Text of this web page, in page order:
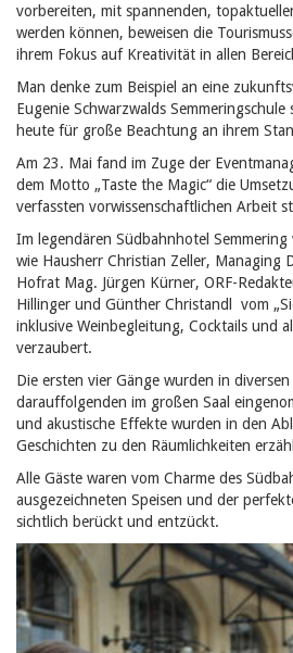
vorbereiten, mit spannenden,
werden können, beweisen die
ihrem Fokus auf Kreativität in allen
Man denke zum Beispiel an eine
Eugenie Schwarzwalds
heute für große Beachtung an ihrem
Am 23. Mai fand im Zuge der
dem Motto „Taste the Magic“ die
verfassten vorwissenschaftlichen Arbeit
Im legendären Südbahnhotel
wie Hausherr Christian Zeller, Managing
Hofrat Mag. Jürgen Kürner, ORF-
Hillinger und Günther Christandl vom
inklusive Weinbegleitung, Cocktails und
verzaubert.
Die ersten vier Gänge wurden in
darauffolgenden im großen Saal
und akustische Effekte wurden in den
Geschichten zu den Räumlichkeiten
Alle Gäste waren vom Charme des
ausgezeichneten Speisen und der
sichtlich berückt und entzückt.